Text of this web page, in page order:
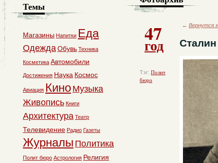
47
год
Тэг: Полит
бюро
← Вернутся
Темы
Магазины Напитки Еда
ОдеждаОбувь Техника
Косметика Автомобили
Достижения Наука Космос
Авиация Кино Музыка
Живопись Книги
Архитектура Театр
Телевидение Радио Газеты
Журналы Политика
Полит бюро Астрология Религия